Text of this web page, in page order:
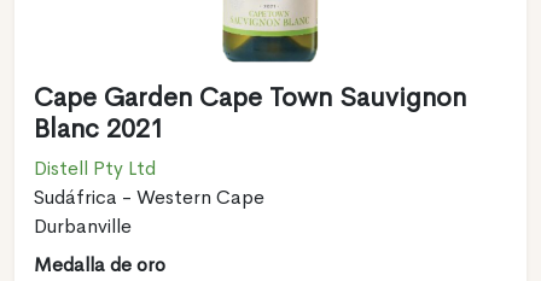
Cape Garden Cape Town Sauvignon
Blanc 2021
Distell Pty Ltd
Sudáfrica - Western Cape
Durbanville
Medalla de oro